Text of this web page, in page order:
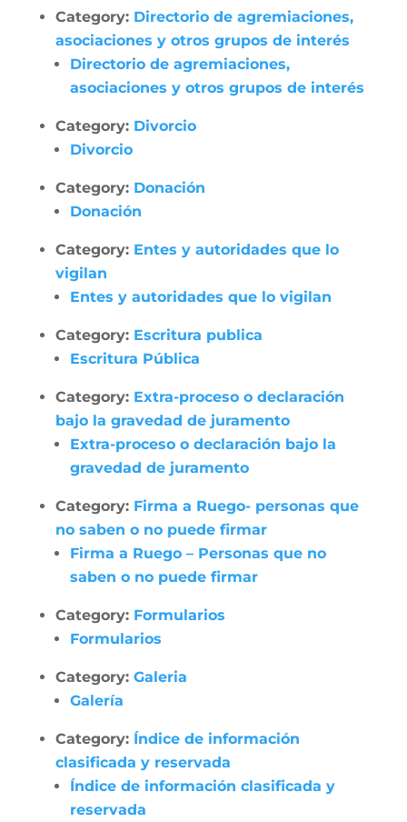
Category: Directorio de agremiaciones,
asociaciones y otros grupos de interés
Directorio de agremiaciones,
asociaciones y otros grupos de interés
Category: Divorcio
Divorcio
Category: Donación
Donación
Category: Entes y autoridades que lo
vigilan
Entes y autoridades que lo vigilan
Category: Escritura publica
Escritura Pública
Category: Extra-proceso o declaración
bajo la gravedad de juramento
Extra-proceso o declaración bajo la
gravedad de juramento
Category: Firma a Ruego- personas que
no saben o no puede firmar
Firma a Ruego – Personas que no
saben o no puede firmar
Category: Formularios
Formularios
Category: Galeria
Galería
Category: Índice de información
clasificada y reservada
Índice de información clasificada y
reservada